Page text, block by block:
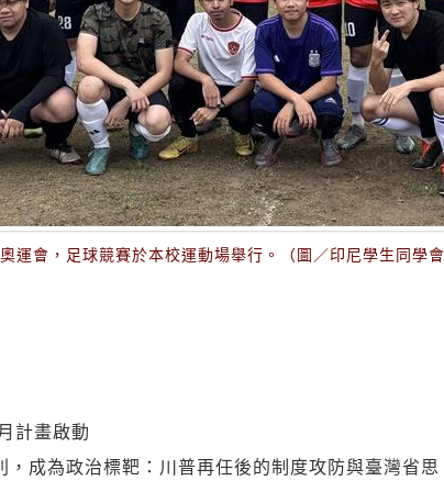
運會，足球競賽於本校運動場舉行。（圖／印尼學生同學
計畫啟動
成為政治標靶：川普再任後的制度攻防與臺灣省思